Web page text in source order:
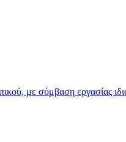
με σύμβαση εργασίας